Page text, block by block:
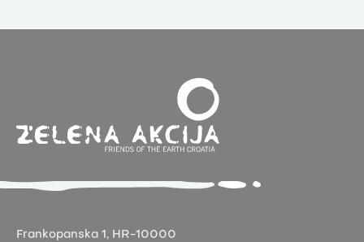
Frankopanska 1, HR-10000